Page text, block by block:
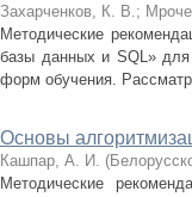
Захарченков, К. В.;
Методические
базы данных и SQL» для
форм обучения.
Основы
Кашпар, А. И. (
Методические